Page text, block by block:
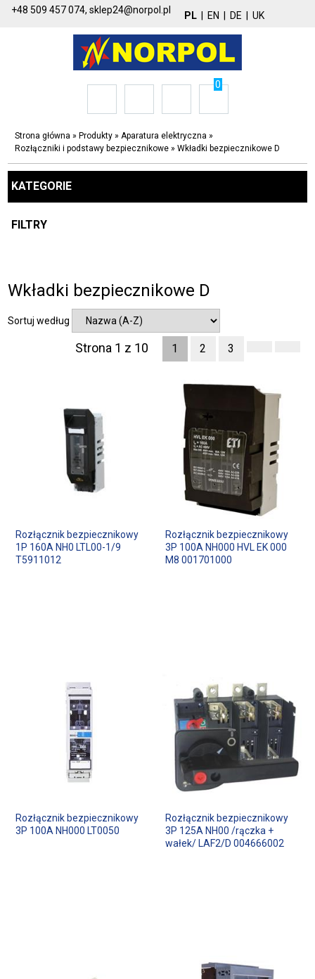
+48 509 457 074,sklep24@norpol.pl PL EN DE UK
0
Strona główna » Produkty »Aparatura elektryczna »
Rozłączniki i podstawy bezpiecznikowe »Wkładki bezpiecznikowe D
KATEGORIE
FILTRY
Wkładki bezpiecznikowe D
Sortuj według
Strona 1 z 10 1 2 3
Rozłącznik bezpiecznikowy
1P 160A NH0 LTL00-1/9
T5911012
Rozłącznik bezpiecznikowy
3P 100A NH000 HVL EK 000
M8 001701000
Rozłącznik bezpiecznikowy
3P 100A NH000 LT0050
Rozłącznik bezpiecznikowy
3P 125A NH00 /rączka +
wałek/ LAF2/D 004666002